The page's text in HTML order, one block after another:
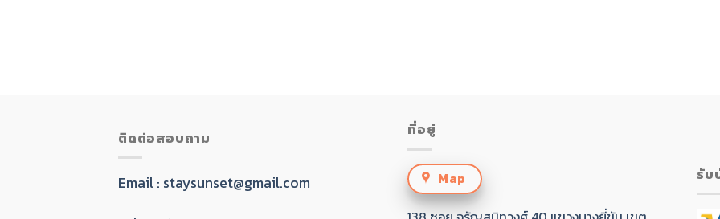
ติดต่อสอบถาม
Email : staysunset@gmail.com
ที่อยู่
Map รับ